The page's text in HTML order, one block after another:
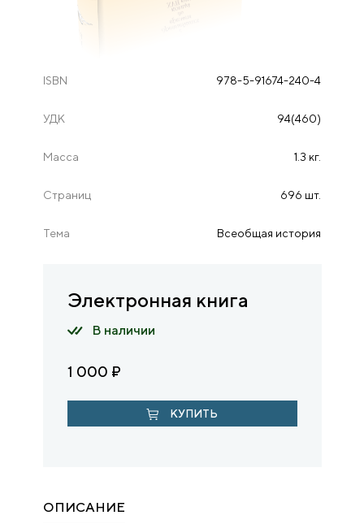
ISBN 978-5-91674-240-4
УДК 94(460)
Масса 1.3 кг.
Страниц 696 шт.
Тема Всеобщая история
Электронная книга
В наличии
1 000 ₽
КУПИТЬ
ОПИСАНИЕ